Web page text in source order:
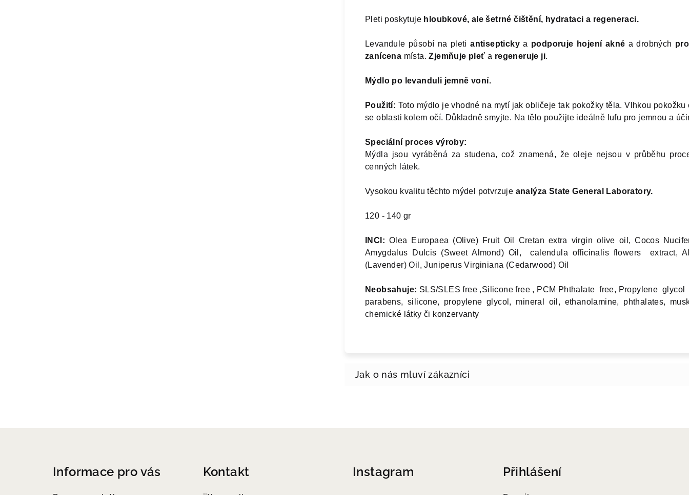
Pleti poskytuje hloubkové, ale šetrné čištění, hydrataci a regeneraci.
Levandule působí na pletiantiseptickya podporuje hojení akné a drobných
zanícena místa.Zjemňuje pleťa regeneruje ji.
Mýdlo po levanduli jemně voní.
Použití: Toto mýdlo je vhodné na mytí jak obličeje tak pokožky těla. Vlhkou
se oblasti kolem očí. Důkladně smyjte. Na tělo použijte ideálně lufu pro jemnou a
Speciální proces výroby:
Mýdla jsou vyráběná za studena, což znamená, že oleje nejsou v průběhu
cenných látek.
Vysokou kvalitu těchto mýdel potvrzuje analýza State General Laboratory.
120 - 140 gr
INCI: Olea Europaea (Olive) Fruit Oil Cretan extra virgin olive oil, Cocos
Amygdalus Dulcis (Sweet Almond) Oil, calendula officinalis flowers extract,
(Lavender) Oil, Juniperus Virginiana (Cedarwood) Oil
Neobsahuje: SLS/SLES free ,Silicone free , PCM Phthalate free, Propylene glycol
parabens, silicone, propylene glycol, mineral oil, ethanolamine, phthalates,
chemické látky či konzervanty
Informace pro vás Kontakt Instagram Přihlášení